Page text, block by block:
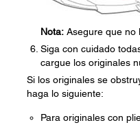
Nota: Asegure que no
Siga con cuidado
cargue los originales
Si los originales se
haga lo siguiente:
Para originales con